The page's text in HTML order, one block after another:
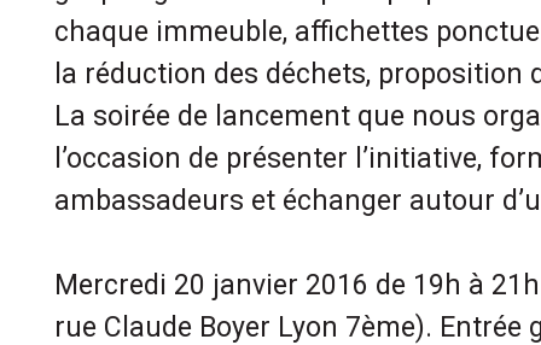
chaque immeuble, affichettes
la réduction des déchets, proposition
La soirée de lancement que nous
l’occasion de présenter l’initiative,
ambassadeurs et échanger autour
Mercredi 20 janvier 2016 de 19h à
rue Claude Boyer Lyon 7ème). Entrée